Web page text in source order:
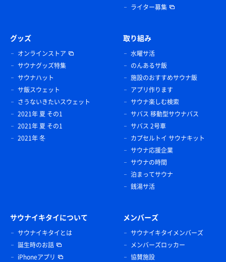
ライター募集
グッズ
オンラインストア
サウナグッズ特集
サウナハット
サ飯スウェット
さうないきたいスウェット
2021年 夏 その1
2021年 夏 その1
2021年 冬
取り組み
水曜サ活
のんあるサ飯
施設のおすすめサウナ飯
アプリ作ります
サウナ楽しむ検索
サバス 移動型サウナバス
サバス 2号車
カプセルトイ サウナキット
サウナ応援企業
サウナの時間
泊まってサウナ
銭湯サ活
サウナイキタイについて
サウナイキタイとは
誕生時のお話
iPhoneアプリ
メンバーズ
サウナイキタイメンバーズ
メンバーズロッカー
協賛施設